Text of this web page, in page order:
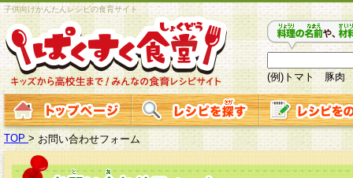
子供向けかんたんレシピの食育サイト
(例)トマト 豚肉
TOP > お問い合わせフォーム